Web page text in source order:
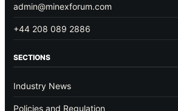
admin@minexforum.com
+44 208 089 2886
SECTIONS
Industry News
Policies and Regulation